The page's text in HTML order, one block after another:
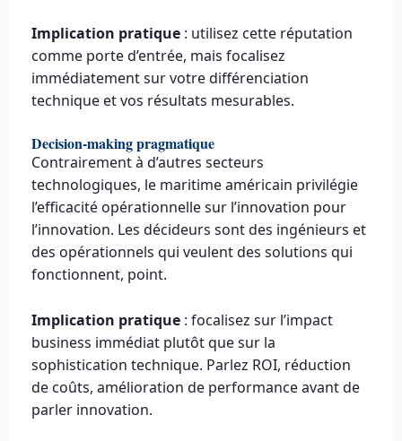
Implication pratique: utilisez cette réputation
comme porte d’entrée, mais focalisez
immédiatement sur votre différenciation
technique et vos résultats mesurables.
Decision-making pragmatique
Contrairement à d’autres secteurs
technologiques, le maritime américain privilégie
l’efficacité opérationnelle sur l’innovation pour
l’innovation. Les décideurs sont des ingénieurs et
des opérationnels qui veulent des solutions qui
fonctionnent, point.
Implication pratique: focalisez sur l’impact
business immédiat plutôt que sur la
sophistication technique. Parlez ROI, réduction
de coûts, amélioration de performance avant de
parler innovation.